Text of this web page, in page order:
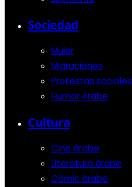
Sociedad
Mujer
Migraciones
Protestas sociales
Humor Árabe
Cultura
Cine árabe
Literatura árabe
Cómic árabe